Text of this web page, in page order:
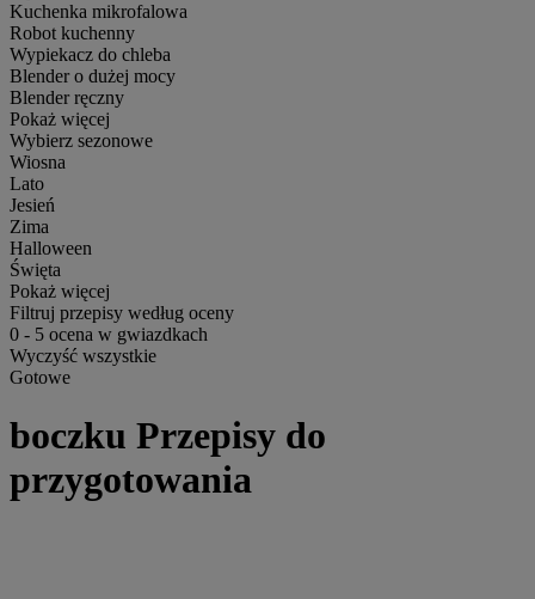
Kuchenka mikrofalowa
Robot kuchenny
Wypiekacz do chleba
Blender o dużej mocy
Blender ręczny
Pokaż więcej
Wybierz sezonowe
Wiosna
Lato
Jesień
Zima
Halloween
Święta
Pokaż więcej
Filtruj przepisy według oceny
0 - 5 ocena w gwiazdkach
Wyczyść wszystkie
Gotowe
boczku Przepisy do
przygotowania